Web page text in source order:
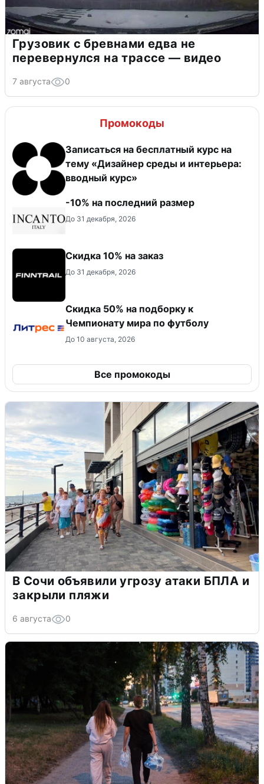
Грузовик с бревнами едва не
перевернулся на трассе — видео
7 августа 0
Промокоды
Записаться на бесплатный курс на
тему «Дизайнер среды и интерьера:
вводный курс»
-10% на последний размер
До 31 декабря, 2026
Скидка 10% на заказ
До 31 декабря, 2026
Скидка 50% на подборку к
Чемпионату мира по футболу
До 10 августа, 2026
Все промокоды
В Сочи объявили угрозу атаки БПЛА и
закрыли пляжи
6 августа 0